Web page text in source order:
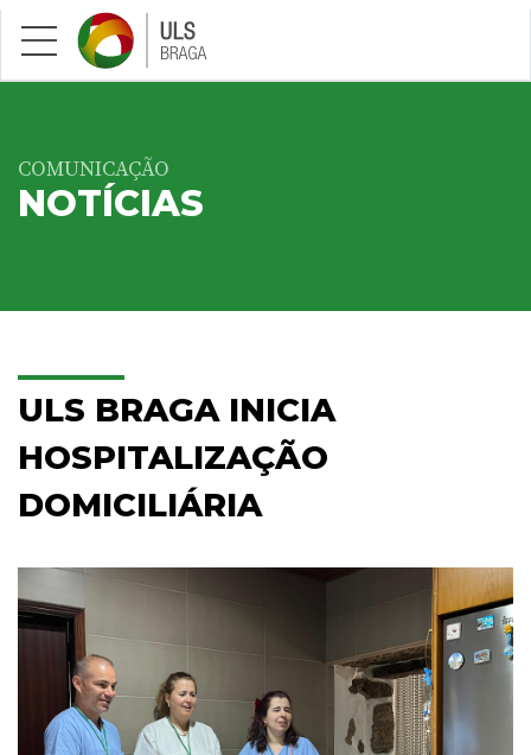
Saltar para conteúdo principal
COMUNICAÇÃO
NOTÍCIAS
ULS BRAGA INICIA
HOSPITALIZAÇÃO
DOMICILIÁRIA